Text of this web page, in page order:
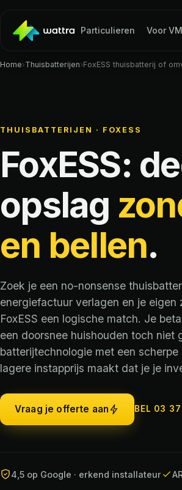
Particulieren Voor
Home›Thuisbatterijen›FoxESS thuisbatterij of
THUISBATTERIJEN · FOXESS
FoxESS:
opslag
en bellen.
Zoek je een no-nonsense
energiefactuur verlagen en je eigen
FoxESS een logische match. Je
een doorsnee huishouden toch
batterijtechnologie met een
lagere instapprijs maakt dat je je
Vraag je offerte aan BEL 03
4,5 op Google · erkend installateur